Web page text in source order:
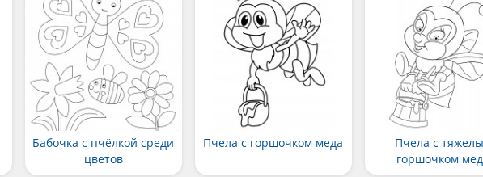
Бабочка с пчёлкой среди
цветов
Пчела с горшочком меда
Пчела с
горшочком